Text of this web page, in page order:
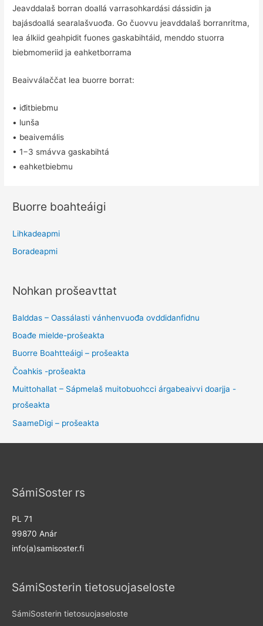
Jeavddalaš borran doallá varrasohkardási dássidin ja
bajásdoallá searalašvuođa. Go čuovvu jeavddalaš borranritma,
lea álkiid geahpidit fuones gaskabihtáid, menddo stuorra
biebmomeriid ja eahketborrama
Beaivválaččat lea buorre borrat:
• iđitbiebmu
• lunša
• beaivemális
• 1−3 smávva gaskabihtá
• eahketbiebmu
Buorre boahteáigi
Lihkadeapmi
Boradeapmi
Nohkan prošeavttat
Balddas – Oassálasti vánhenvuođa ovddidanfidnu
Boađe mielde-prošeakta
Buorre Boahtteáigi – prošeakta
Čoahkis -prošeakta
Muittohallat – Sápmelaš muitobuohcci árgabeaivvi doarjja -
prošeakta
SaameDigi – prošeakta
SámiSoster rs
PL 71
99870 Anár
info(a)samisoster.fi
SámiSosterin tietosuojaseloste
SámiSosterin tietosuojaseloste